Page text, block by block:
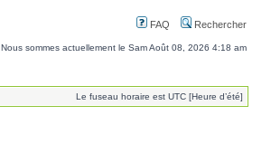
FAQ Rechercher
Nous sommes actuellement le Sam Août 08, 2026 4:18 am
Le fuseau horaire est UTC [Heure d’été]